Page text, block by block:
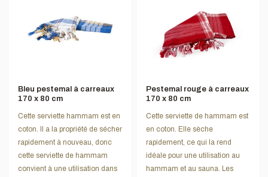
Bleu pestemal à carreaux
170 x 80 cm
Cette serviette hammam est en
coton. Il a la propriété de sécher
rapidement à nouveau, donc
cette serviette de hammam
convient à une utilisation dans
Pestemal rouge à carreaux
170 x 80 cm
Cette serviette de hammam est
en coton. Elle sèche
rapidement, ce qui la rend
idéale pour une utilisation au
hammam et au sauna. Les